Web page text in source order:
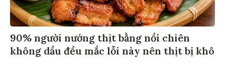
90% người nướng thịt bằng nồi chiên
không dầu đều mắc lỗi này nên thịt bị khô